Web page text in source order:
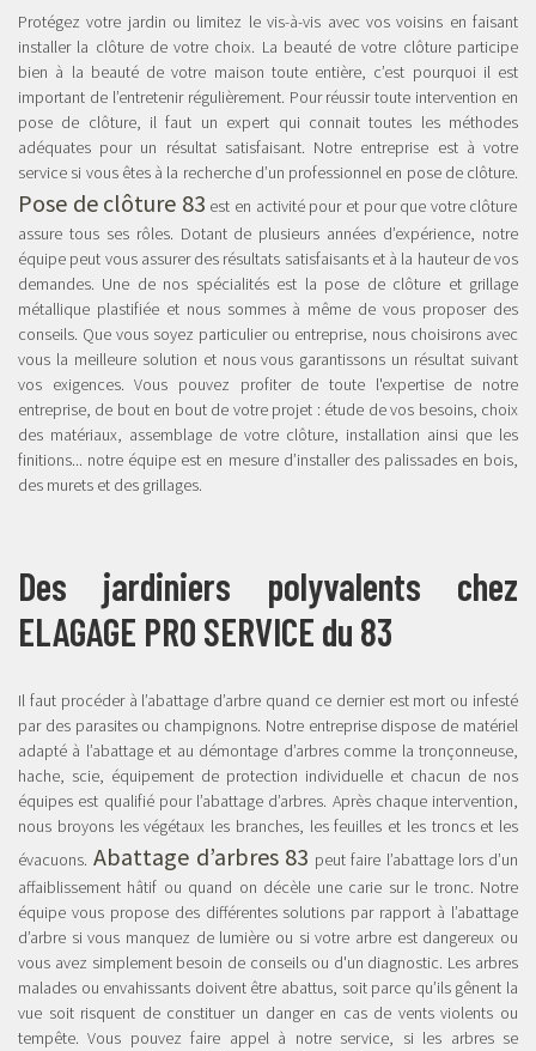
Protégez votre jardin ou limitez le vis-à-vis avec vos voisins en faisant
installer la clôture de votre choix. La beauté de votre clôture participe
bien à la beauté de votre maison toute entière, c’est pourquoi il est
important de l’entretenir régulièrement. Pour réussir toute intervention en
pose de clôture, il faut un expert qui connait toutes les méthodes
adéquates pour un résultat satisfaisant. Notre entreprise est à votre
service si vous êtes à la recherche d’un professionnel en pose de clôture.
Pose de clôture 83 est en activité pour et pour que votre clôture
assure tous ses rôles. Dotant de plusieurs années d’expérience, notre
équipe peut vous assurer des résultats satisfaisants et à la hauteur de vos
demandes. Une de nos spécialités est la pose de clôture et grillage
métallique plastifiée et nous sommes à même de vous proposer des
conseils. Que vous soyez particulier ou entreprise, nous choisirons avec
vous la meilleure solution et nous vous garantissons un résultat suivant
vos exigences. Vous pouvez profiter de toute l'expertise de notre
entreprise, de bout en bout de votre projet : étude de vos besoins, choix
des matériaux, assemblage de votre clôture, installation ainsi que les
finitions... notre équipe est en mesure d’installer des palissades en bois,
des murets et des grillages.
Des jardiniers polyvalents chez
ELAGAGE PRO SERVICE du 83
Il faut procéder à l’abattage d’arbre quand ce dernier est mort ou infesté
par des parasites ou champignons. Notre entreprise dispose de matériel
adapté à l’abattage et au démontage d’arbres comme la tronçonneuse,
hache, scie, équipement de protection individuelle et chacun de nos
équipes est qualifié pour l’abattage d’arbres. Après chaque intervention,
nous broyons les végétaux les branches, les feuilles et les troncs et les
évacuons. Abattage d’arbres 83 peut faire l’abattage lors d’un
affaiblissement hâtif ou quand on décèle une carie sur le tronc. Notre
équipe vous propose des différentes solutions par rapport à l’abattage
d’arbre si vous manquez de lumière ou si votre arbre est dangereux ou
vous avez simplement besoin de conseils ou d'un diagnostic. Les arbres
malades ou envahissants doivent être abattus, soit parce qu’ils gênent la
vue soit risquent de constituer un danger en cas de vents violents ou
tempête. Vous pouvez faire appel à notre service, si les arbres se